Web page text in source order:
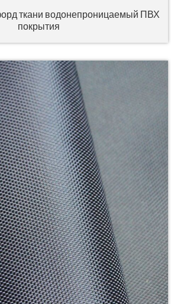
ткани водонепроницаемый ПВХ
покрытия